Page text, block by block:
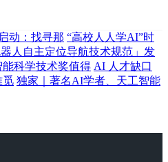
动：找寻那 “高校人人学AI”时
器人自主定位导航技术规范」发
科学技术奖值得 AI 人才缺口
觅 独家｜著名AI学者、天工智能